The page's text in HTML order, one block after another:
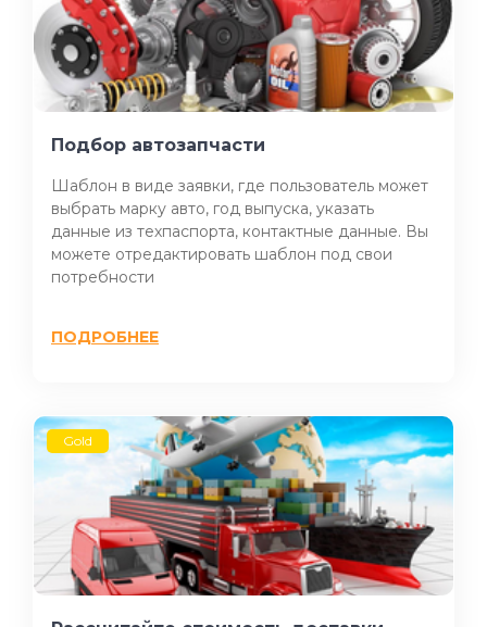
Подбор автозапчасти
Шаблон в виде заявки, где пользователь может
выбрать марку авто, год выпуска, указать
данные из техпаспорта, контактные данные. Вы
можете отредактировать шаблон под свои
потребности
ПОДРОБНЕЕ
Gold